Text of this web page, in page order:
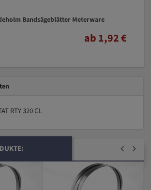
Bandsägeblätter Meterware
ab 1,92 €
RTY 320 GL